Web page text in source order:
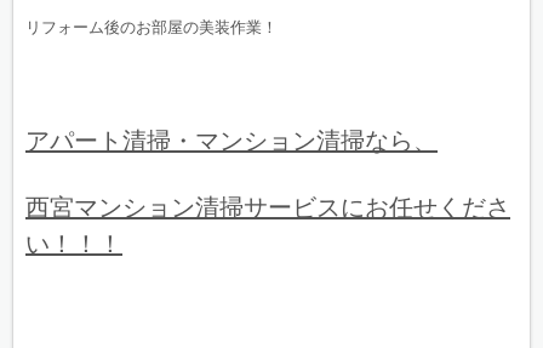
リフォーム後のお部屋の美装作業！
アパート清掃・マンション清掃なら、
西宮マンション清掃サービスにお任せくださ
い！！！